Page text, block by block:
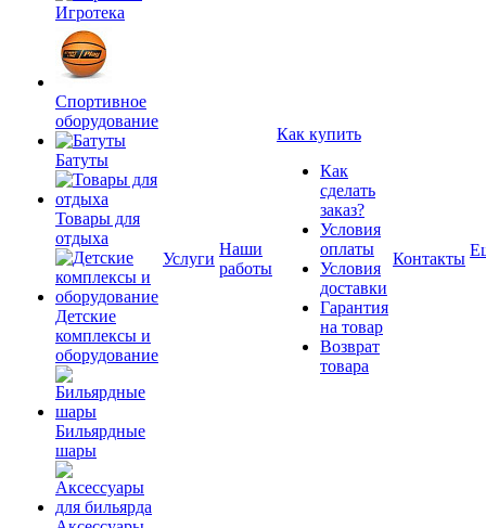
Игротека
Спортивное
оборудование
Батуты
Товары для
отдыха
Детские
комплексы и
оборудование
Бильярдные
шары
Услуги
Наши
работы
Как купить
Как
сделать
заказ?
Условия
оплаты
Условия
доставки
Гарантия
на товар
Возврат
товара
Контакты